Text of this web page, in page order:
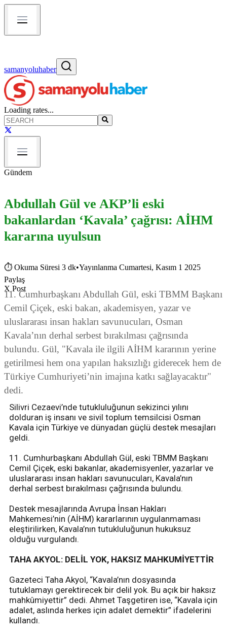
samanyoluhaber
Loading rates...
Gündem
Abdullah Gül ve AKP’li eski
bakanlardan ‘Kavala’ çağrısı: AİHM
kararına uyulsun
⏱ Okuma Süresi 3 dk•Yayınlanma Cumartesi, Kasım 1 2025
Paylaş
X Post
11. Cumhurbaşkanı Abdullah Gül, eski TBMM Başkanı
Cemil Çiçek, eski bakan, akademisyen, yazar ve
uluslararası insan hakları savunucuları, Osman
Kavala’nın derhal serbest bırakılması çağrısında
bulundu. Gül, "Kavala ile ilgili AİHM kararının yerine
getirilmesi hem ona yapılan haksızlığı giderecek hem de
Türkiye Cumhuriyeti’nin imajına katkı sağlayacaktır"
dedi.
Silivri Cezaevi’nde tutukluluğunun sekizinci yılını
dolduran iş insanı ve sivil toplum temsilcisi Osman
Kavala için Türkiye ve dünyadan güçlü destek mesajları
geldi.
11. Cumhurbaşkanı Abdullah Gül, eski TBMM Başkanı
Cemil Çiçek, eski bakanlar, akademisyenler, yazarlar ve
uluslararası insan hakları savunucuları, Kavala’nın
derhal serbest bırakılması çağrısında bulundu.
Destek mesajlarında Avrupa İnsan Hakları
Mahkemesi’nin (AİHM) kararlarının uygulanmaması
eleştirilirken, Kavala’nın tutukluluğunun hukuksuz
olduğu vurgulandı.
TAHA AKYOL: DELİL YOK, HAKSIZ MAHKUMİYETTİR
Gazeteci Taha Akyol, “Kavala’nın dosyasında
tutuklamayı gerektirecek bir delil yok. Bu açık bir haksız
mahkûmiyettir” dedi. Ahmet Taşgetiren ise, “Kavala için
adalet, aslında herkes için adalet demektir” ifadelerini
kullandı.